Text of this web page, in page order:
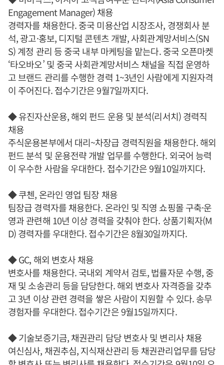
Engagement Manager) 채용
경력자를 채용한다. 중국 미용산업 시장조사, 경쟁회사 분
석, 광고·홍보, 디지털 콘텐츠 개발, 사회관계망서비스(SN
S) 계정 관리 등 중국 내부 마케팅을 맡는다. 중국 오픈마켓
‘타오바오’ 및 중국 사회관계망서비스 채널을 직접 운영하
고 브랜드 관리를 수행한 경력 1~3년인 사람에게 지원자격
이 주어진다. 접수기간은 9월7일까지다.
◆ 유진자산운용, 해외 펀드 운용 및 분석(리서치) 경력직
채용
주식운용본부에서 대리~차장급 경력직원을 채용한다. 해외
펀드 분석 및 운용전략 개발 업무를 수행한다. 외국어 능력
이 우수한 사람을 우대한다. 접수기간은 9월10일까지다.
◆ 쿠첸, 온라인 영업 팀장 채용
팀장급 경력자를 채용한다. 온라인 및 직영 쇼핑몰 구축·운
영과 관련해 10년 이상 경력을 갖춰야 한다. 상품기획자(M
D) 경력자를 우대한다. 접수기간은 8월30일까지다.
◆ GC, 해외 변호사 채용
변호사를 채용한다. 국내외 계약서 검토, 법률자문 수행, 중
재 및 소송관리 등을 담당한다. 해외 변호사 자격증을 갖추
고 3년 이상 관련 경력을 쌓은 사람이 지원할 수 있다. 송무
경험자를 우대한다. 접수기간은 9월15일까지다.
◆ 기술보증기금, 채권관리 담당 변호사 및 변리사 채용
여신심사, 채권추심, 지식재산관리 등 채권관리업무를 담당